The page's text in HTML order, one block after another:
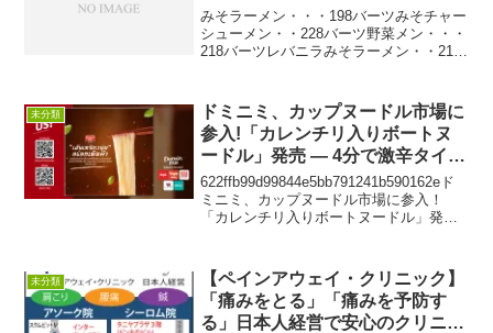
みそラーメン・・・198バーツみそチャー
シューメン・・228バーツ野菜メン・・・
218バーツレバニラみそラーメン・・218
ラーメン・・・228バーツゆず塩ラーメ...
未分類
ドミニミ、カップヌードル市場に
参入!「カレンチリ入りボートヌ
ードル」発売 ― 4分で激辛タイ風
のおいしさを堪能
622ffb99d99844e5bb791241b590162eド
ミニミ、カップヌードル市場に参入！
「カレンチリ入りボートヌードル」発売
タントヌードルブラ...
未分類
【ペインアウェイ・クリニック】
「痛みをとる」「痛みを予防す
る」日本人経営で安心のクリニッ